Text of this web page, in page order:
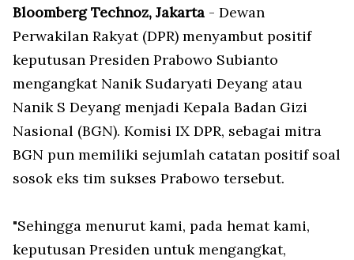
Bloomberg Technoz, Jakarta - Dewan
Perwakilan Rakyat (DPR) menyambut positif
keputusan Presiden Prabowo Subianto
mengangkat Nanik Sudaryati Deyang atau
Nanik S Deyang menjadi Kepala Badan Gizi
Nasional (BGN). Komisi IX DPR, sebagai mitra
BGN pun memiliki sejumlah catatan positif soal
sosok eks tim sukses Prabowo tersebut.
"Sehingga menurut kami, pada hemat kami,
keputusan Presiden untuk mengangkat,